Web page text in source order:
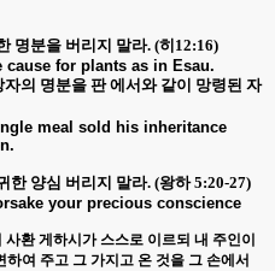
명분을 버리지 말라. (히 12:16)
cause for plants as in Esau.
의 명분을 판 에서와 같이 망령된 자
meal sold his inheritance
한 양심 버리지 말라. (왕하5:20-27)
your precious conscience
사환 게하시가 스스로 이르되 내 주인이
하여 주고 그 가지고 온 것을 그 손에서